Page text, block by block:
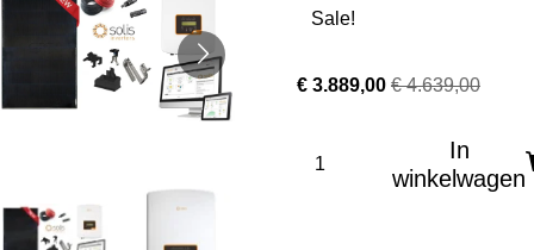
Sale!
€ 3.889,00 € 4.639,00
In
winkelwagen